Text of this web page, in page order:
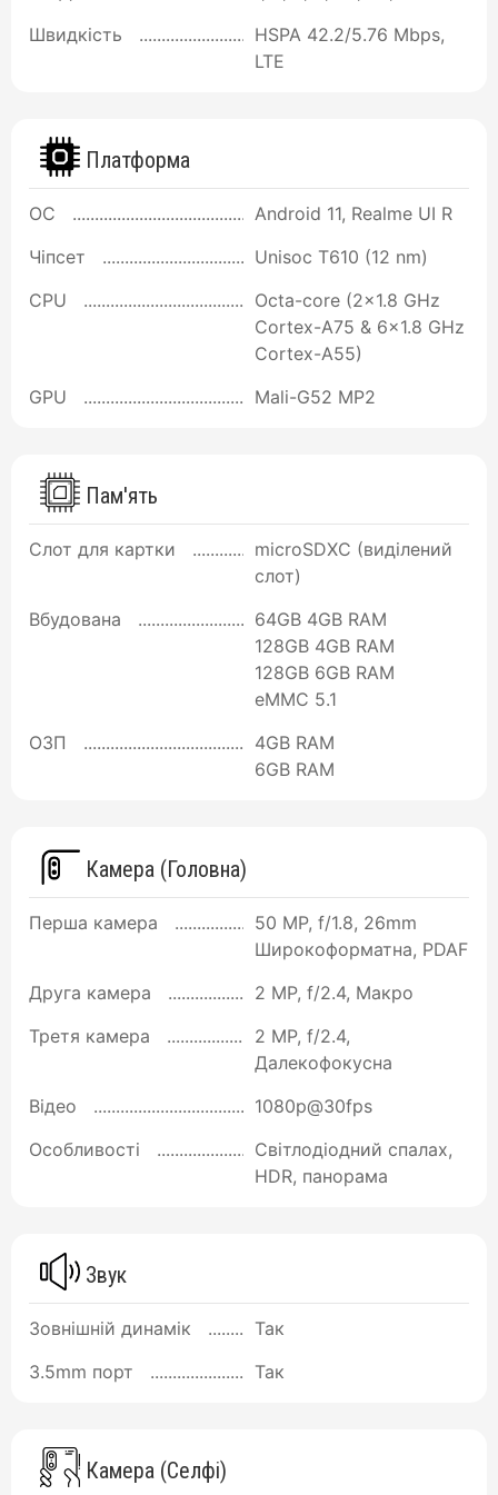
Швидкість
HSPA 42.2/5.76 Mbps,
LTE
Платформа
ОС
Android 11, Realme UI R
Чіпсет
Unisoc T610 (12 nm)
CPU
Octa-core (2x1.8 GHz
Cortex-A75 & 6x1.8 GHz
Cortex-A55)
GPU
Mali-G52 MP2
Пам'ять
Слот для картки
microSDXC (виділений
слот)
Вбудована
64GB 4GB RAM
128GB 4GB RAM
128GB 6GB RAM
eMMC 5.1
ОЗП
4GB RAM
6GB RAM
Камера (Головна)
Перша камера
50 MP, f/1.8, 26mm
Широкоформатна, PDAF
Друга камера
2 MP, f/2.4, Макро
Третя камера
2 MP, f/2.4,
Далекофокусна
Відео
1080p@30fps
Особливості
Світлодіодний спалах,
HDR, панорама
Звук
Зовнішній динамік
Так
3.5mm порт
Так
Камера (Селфі)